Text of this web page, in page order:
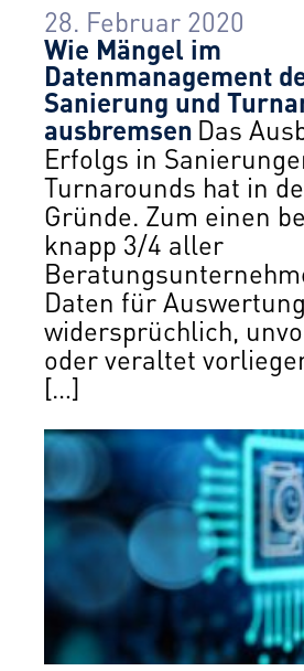
28. Februar 2020
Wie Mängel im
Datenmanagement
Sanierung und
ausbremsen Das
Erfolgs in
Turnarounds hat in
Gründe. Zum einen
knapp 3/4 aller
Daten für
widersprüchlich,
oder veraltet
[…]